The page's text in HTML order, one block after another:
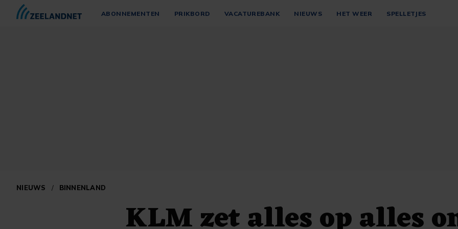
ABONNEMENTEN PRIKBORD VACATUREBANK NIEUWS HET WEER SPELLETJES
NIEUWS / BINNENLAND